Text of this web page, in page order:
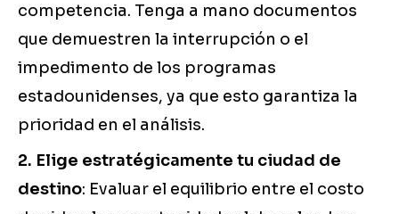
competencia. Tenga a mano documentos
que demuestren la interrupción o el
impedimento de los programas
estadounidenses, ya que esto garantiza la
prioridad en el análisis.
2. Elige estratégicamente tu ciudad de
destino: Evaluar el equilibrio entre el costo